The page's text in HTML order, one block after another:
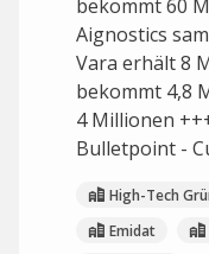
bekommt 60
Aignostics
Vara erhält 8
bekommt 4,8
4 Millionen
Bulletpoint -
High-Tech
Emidat